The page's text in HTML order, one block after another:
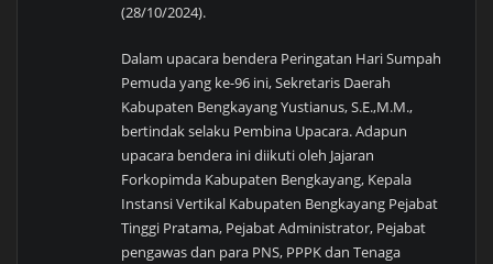
(28/10/2024).
Dalam upacara bendera Peringatan Hari Sumpah
Pemuda yang ke-96 ini, Sekretaris Daerah
Kabupaten Bengkayang Yustianus, S.E.,M.M.,
bertindak selaku Pembina Upacara. Adapun
upacara bendera ini diikuti oleh Jajaran
Forkopimda Kabupaten Bengkayang, Kepala
Instansi Vertikal Kabupaten Bengkayang Pejabat
Tinggi Pratama, Pejabat Administrator, Pejabat
pengawas dan para PNS, PPPK dan Tenaga